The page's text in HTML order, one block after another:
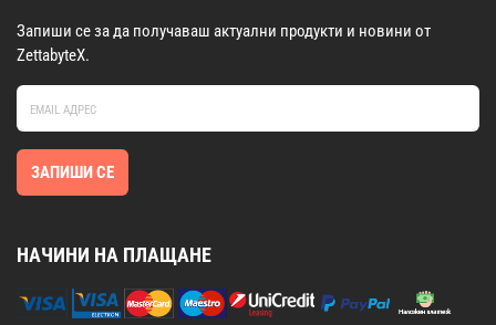
Запиши се за да получаваш актуални продукти и новини от
ZettabyteX.
ЗАПИШИ СЕ
НАЧИНИ НА ПЛАЩАНЕ